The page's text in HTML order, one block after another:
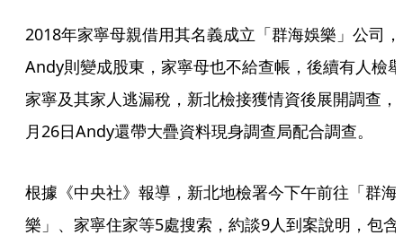
2018年家寧母親借用其名義成立「群海娛樂」公司，
Andy則變成股東，家寧母也不給查帳，後續有人檢舉
家寧及其家人逃漏稅，新北檢接獲情資後展開調查，
月26日Andy還帶大疊資料現身調查局配合調查。
根據《中央社》報導，新北地檢署今下午前往「群海
樂」、家寧住家等5處搜索，約談9人到案說明，包含